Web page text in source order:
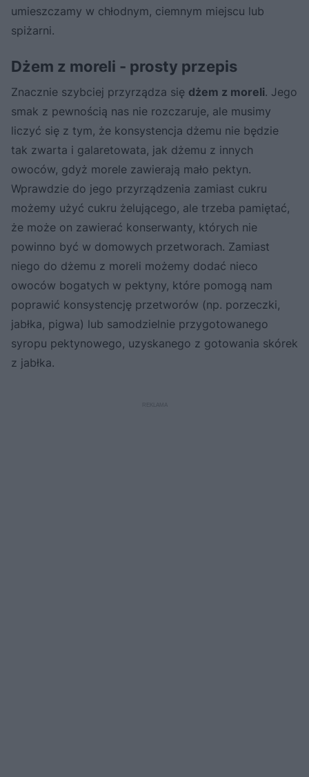
umieszczamy w chłodnym, ciemnym miejscu lub
spiżarni.
Dżem z moreli - prosty przepis
Znacznie szybciej przyrządza się dżem z moreli. Jego
smak z pewnością nas nie rozczaruje, ale musimy
liczyć się z tym, że konsystencja dżemu nie będzie
tak zwarta i galaretowata, jak dżemu z innych
owoców, gdyż morele zawierają mało pektyn.
Wprawdzie do jego przyrządzenia zamiast cukru
możemy użyć cukru żelującego, ale trzeba pamiętać,
że może on zawierać konserwanty, których nie
powinno być w domowych przetworach. Zamiast
niego do dżemu z moreli możemy dodać nieco
owoców bogatych w pektyny, które pomogą nam
poprawić konsystencję przetworów (np. porzeczki,
jabłka, pigwa) lub samodzielnie przygotowanego
syropu pektynowego, uzyskanego z gotowania skórek
z jabłka.